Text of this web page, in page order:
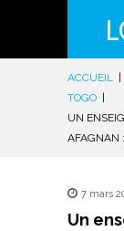
ACCUEIL
TOGO
UN
AFAGNAN
7 mars
Un